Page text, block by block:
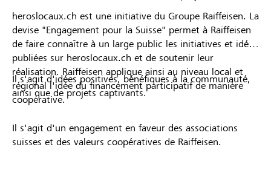
heroslocaux.ch est une initiative du Groupe Raiffeisen. La
devise "Engagement pour la Suisse" permet à Raiffeisen
de faire connaître à un large public les initiatives et idées
publiées sur heroslocaux.ch et de soutenir leur
réalisation. Raiffeisen applique ainsi au niveau local et
régional l'idée du financement participatif de manière
coopérative.
Il s'agit d'idées positives, bénéfiques à la communauté,
ainsi que de projets captivants.
Il s'agit d'un engagement en faveur des associations
suisses et des valeurs coopératives de Raiffeisen.